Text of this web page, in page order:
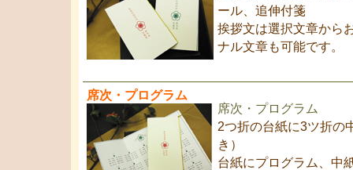
ール、追伸付箋
挨拶文は選択文章から
ナル文章も可能です。
席次・プログラム
席次・プログラム
2つ折の台紙に3ツ折の
き）
台紙にプログラム、中